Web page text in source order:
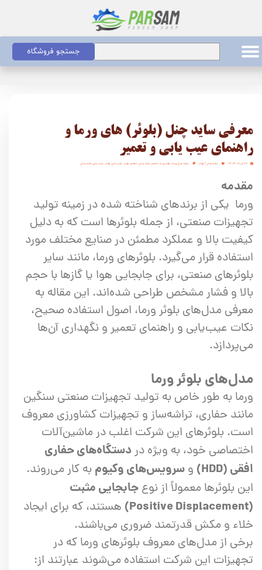
جستجو فروشگاه
معرفی ساید چنل (بلوئر) های ورما و
راهنمای عیب یابی و تعمیر
۲۹ مرداد ۱۴۰۴ ساید چنل / بلوئر ساید چنل ورما،بلوئر ورما،تعمیر ساید چنل،تعمیر بلوئر ،عیب یابی بلوئر ،عیب یابی ساید چنل
مقدمه
ورما یکی از برندهای شناخته شده در زمینه تولید
تجهیزات صنعتی، از جمله بلوئرها است که به دلیل
کیفیت بالا و عملکرد مطمئن در صنایع مختلف مورد
استفاده قرار می‌گیرد. بلوئرهای ورما، مانند سایر
بلوئرهای صنعتی، برای جابجایی هوا یا گازها با حجم
بالا و فشار مشخص طراحی شده‌اند. این مقاله به
معرفی مدل‌های بلوئر ورما، اصول استفاده صحیح،
نکات عیب‌یابی و راهنمای تعمیر و نگهداری آن‌ها
می‌پردازد.
مدل‌های بلوئر ورما
ورما به طور خاص به تولید تجهیزات صنعتی سنگین
مانند حفاری، تراشه‌ساز و تجهیزات کشاورزی معروف
است. بلوئرهای این شرکت اغلب در ماشین‌آلات
اختصاصی خود، به ویژه دردستگاه‌های حفاری
افقی (HDD)
و سرویس‌های وکیوم به کار می‌روند.
این بلوئرها معمولاً از نوع جابجایی مثبت
(Positive Displacement)
هستند، که برای ایجاد
خلاء و مکش قدرتمند ضروری می‌باشند.
برخی از مدل‌های معروف بلوئرهای ورما که در
تجهیزات این شرکت استفاده می‌شوند عبارتند از: